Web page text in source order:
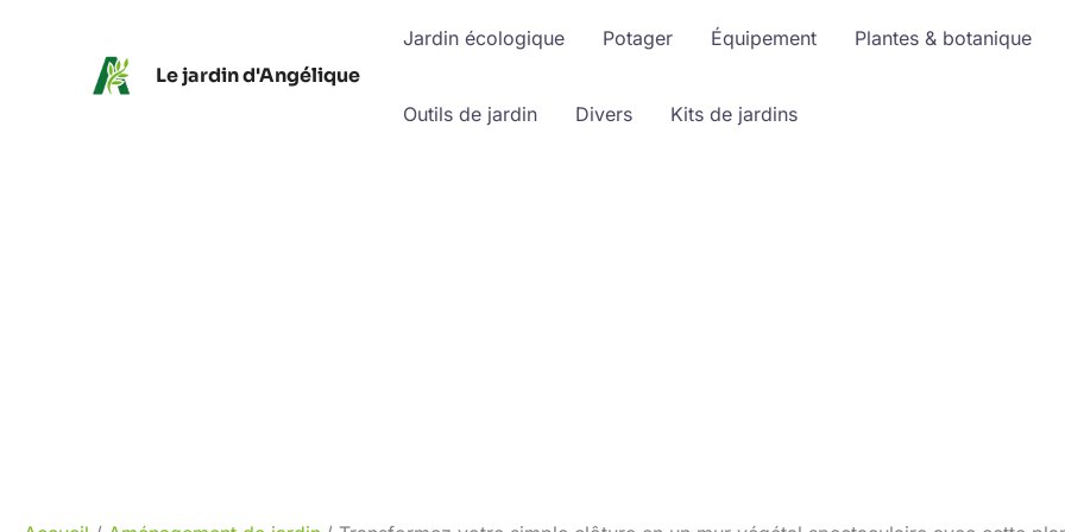
Le jardin d'Angélique
Jardin écologique Potager Équipement Plantes & botanique
Outils de jardin Divers Kits de jardins